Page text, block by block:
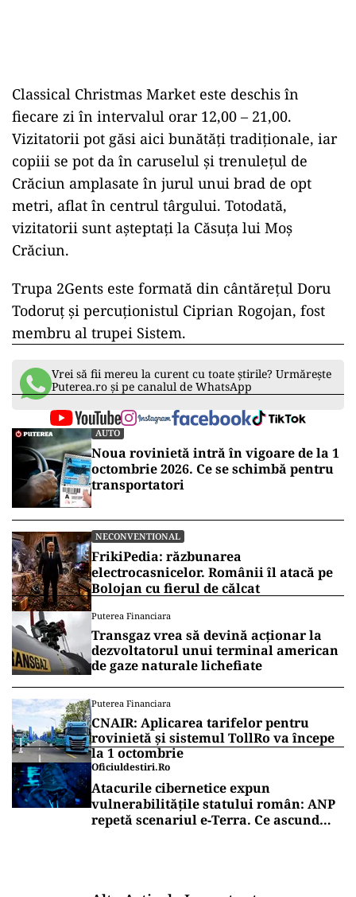
Classical Christmas Market este deschis în
fiecare zi în intervalul orar 12,00 – 21,00.
Vizitatorii pot găsi aici bunătăţi tradiţionale, iar
copiii se pot da în caruselul şi trenuleţul de
Crăciun amplasate în jurul unui brad de opt
metri, aflat în centrul târgului. Totodată,
vizitatorii sunt aşteptaţi la Căsuţa lui Moş
Crăciun.
Trupa 2Gents este formată din cântărețul Doru
Todoruț și percuționistul Ciprian Rogojan, fost
membru al trupei Sistem.
Vrei să fii mereu la curent cu toate știrile? Urmărește
Puterea.ro și pe canalul de WhatsApp
AUTO
Noua rovinietă intră în vigoare de la 1
octombrie 2026. Ce se schimbă pentru
transportatori
NECONVENTIONAL
FrikiPedia: răzbunarea
electrocasnicelor. Românii îl atacă pe
Bolojan cu fierul de călcat
Puterea Financiara
Transgaz vrea să devină acționar la
dezvoltatorul unui terminal american
de gaze naturale lichefiate
Puterea Financiara
CNAIR: Aplicarea tarifelor pentru
rovinietă și sistemul TollRo va începe
la 1 octombrie
Oficiuldestiri.ro
Atacurile cibernetice expun
vulnerabilitățile statului român: ANP
repetă scenariul e‑Terra. Ce ascund